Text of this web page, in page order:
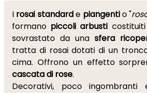
I rosai standarde piangentio "
formano piccoli arbusti
sovrastato da una sfera
tratta di rosai dotati di un
cima. Offrono un effetto
cascata di rose.
Decorativi, poco ingombranti